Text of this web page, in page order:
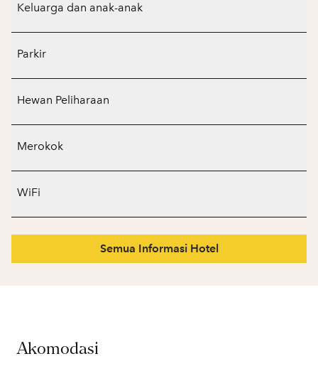
Keluarga dan anak-anak
Parkir
Hewan Peliharaan
Merokok
WiFi
Semua Informasi Hotel
Akomodasi